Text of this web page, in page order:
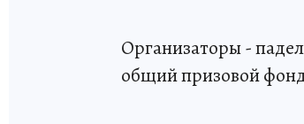
Организаторы -
общий призовой фонд